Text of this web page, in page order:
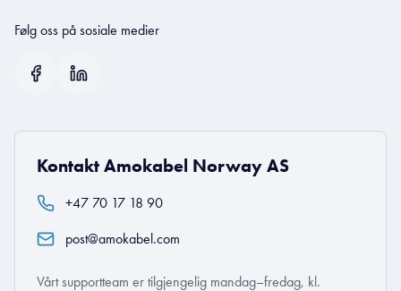
Følg oss på sosiale medier
Kontakt Amokabel Norway AS
+47 70 17 18 90
post@amokabel.com
Vårt supportteam er tilgjengelig mandag–fredag, kl.